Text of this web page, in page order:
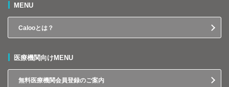
MENU
Calooとは？
医療機関向けMENU
無料医療機関会員登録のご案内